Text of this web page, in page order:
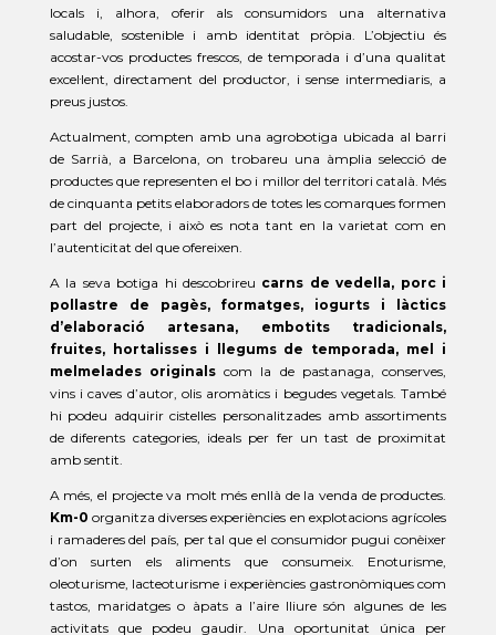
locals i, alhora, oferir als consumidors una alternativa
saludable, sostenible i amb identitat pròpia. L’objectiu és
acostar-vos productes frescos, de temporada i d’una qualitat
excel·lent, directament del productor, i sense intermediaris, a
preus justos.
Actualment, compten amb una agrobotiga ubicada al barri
de Sarrià, a Barcelona, on trobareu una àmplia selecció de
productes que representen el bo i millor del territori català. Més
de cinquanta petits elaboradors de totes les comarques formen
part del projecte, i això es nota tant en la varietat com en
l’autenticitat del que ofereixen.
A la seva botiga hi descobrireu carns de vedella, porc i
pollastre de pagès, formatges, iogurts i làctics
d’elaboració artesana, embotits tradicionals,
fruites, hortalisses i llegums de temporada, mel i
melmelades originals com la de pastanaga, conserves,
vins i caves d’autor, olis aromàtics i begudes vegetals. També
hi podeu adquirir cistelles personalitzades amb assortiments
de diferents categories, ideals per fer un tast de proximitat
amb sentit.
A més, el projecte va molt més enllà de la venda de productes.
Km-0 organitza diverses experiències en explotacions agrícoles
i ramaderes del país, per tal que el consumidor pugui conèixer
d’on surten els aliments que consumeix. Enoturisme,
oleoturisme, lacteoturisme i experiències gastronòmiques com
tastos, maridatges o àpats a l’aire lliure són algunes de les
activitats que podeu gaudir. Una oportunitat única per